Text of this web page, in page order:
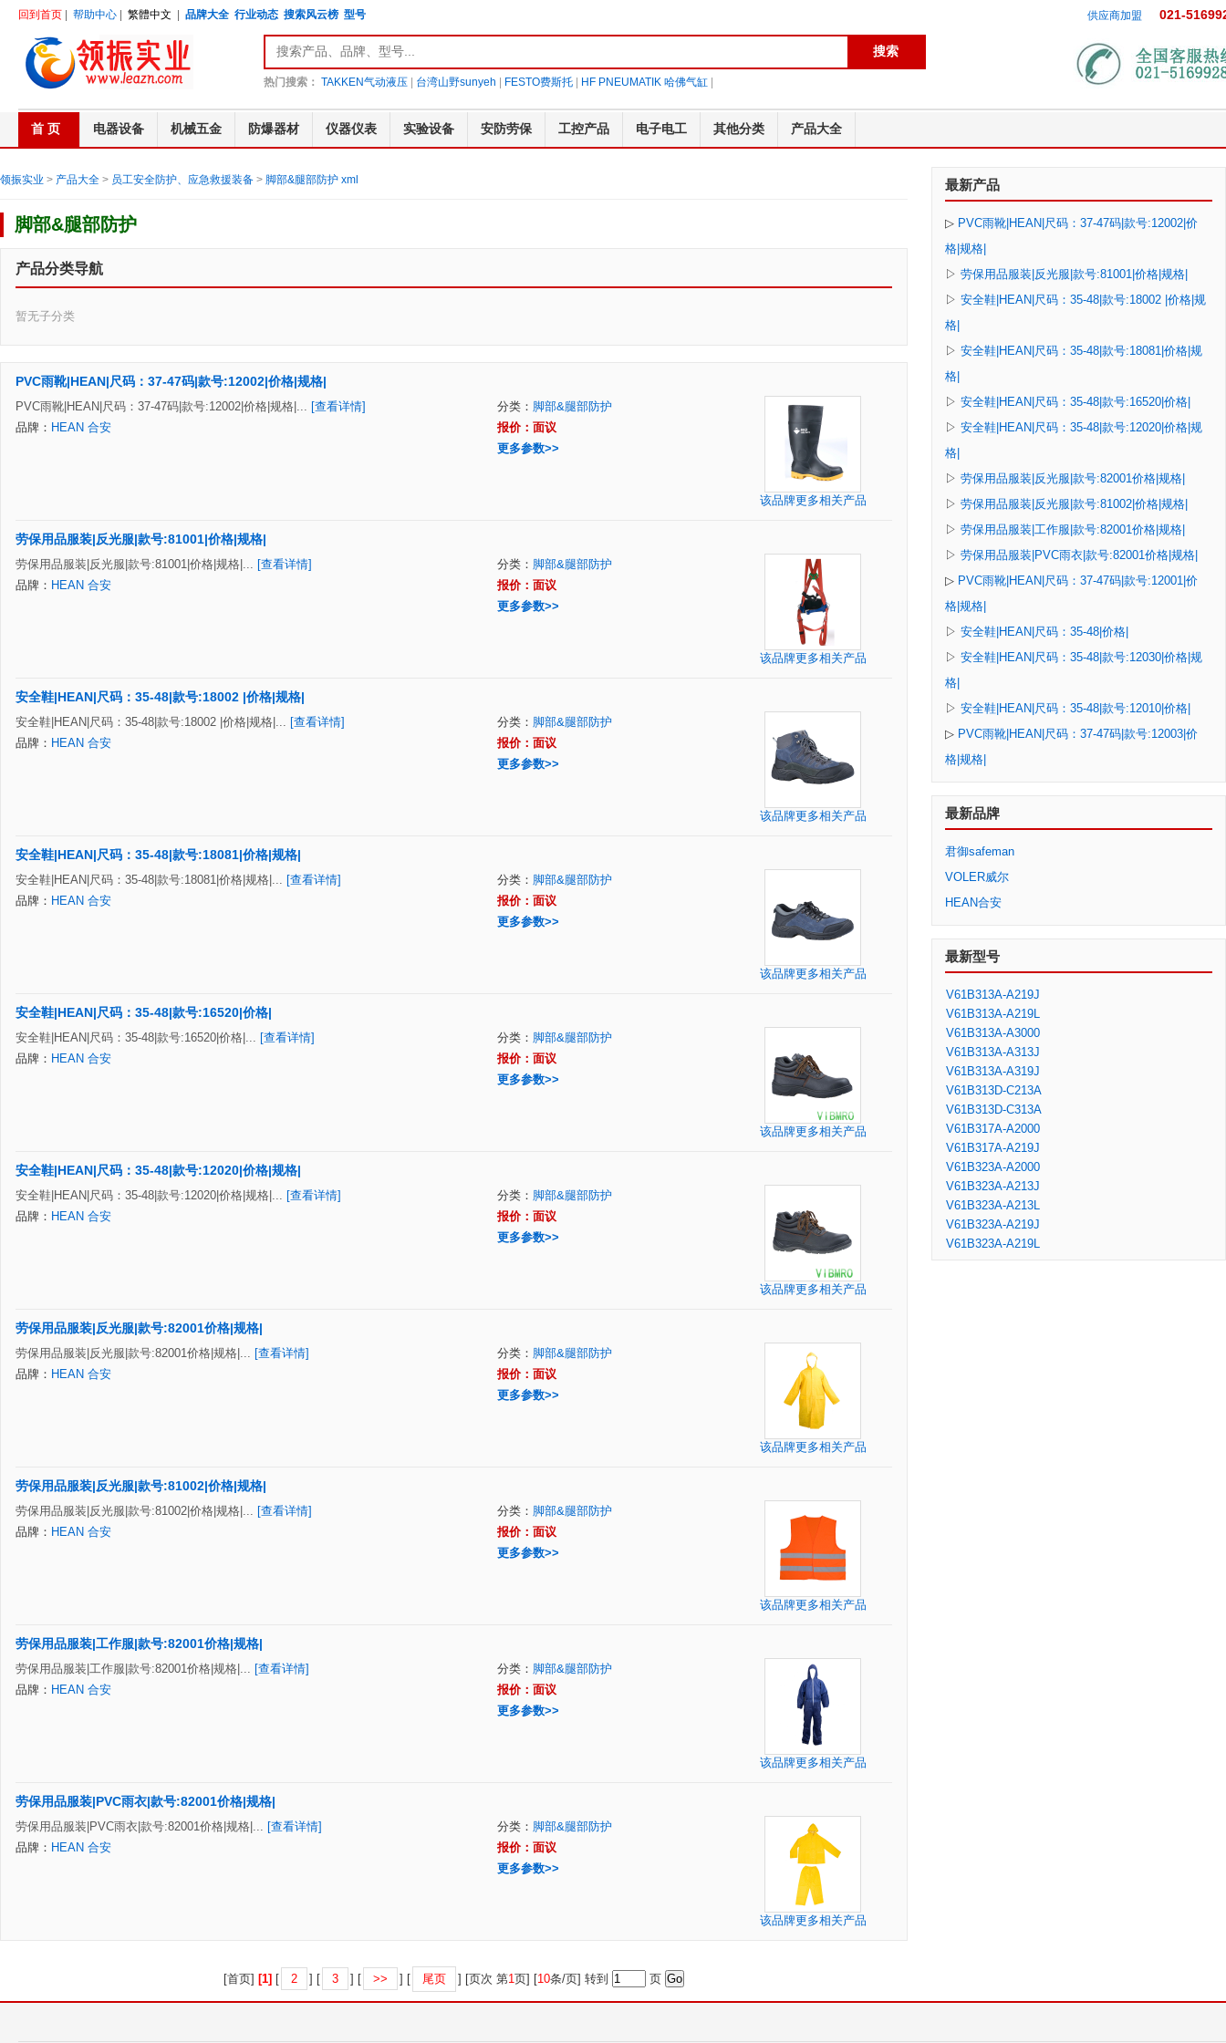
回到首页 帮助中心 繁體中文 品牌大全 行业动态 搜索风云榜 型号 供应商加盟 021-
热门搜索： TAKKEN气动液压| 台湾山野sunyeh FESTO费斯托| HF PNEUMATIK 哈佛气缸|
首 页 电器设备 机械五金 防爆器材 仪器仪表 实验设备 安防劳保 工控产品 电子电工 其他分类 产品大全
领振实业 > 产品大全 > 员工安全防护、应急救援装备 > 脚部&腿部防护 xml
脚部&腿部防护
产品分类导航
暂无子分类
PVC雨靴|HEAN|尺码：37-47码|款号:12002|价格|规格|
PVC雨靴|HEAN|尺码：37-47码|款号:12002|价格|规格|... [查看详情]
品牌： HEAN 合安
分类： 脚部&腿部防护
报价：面议
更多参数>>
该品牌更多相关产品
劳保用品服装|反光服|款号:81001|价格|规格|
劳保用品服装|反光服|款号:81001|价格|规格|... [查看详情]
品牌： HEAN 合安
分类： 脚部&腿部防护
报价：面议
更多参数>>
该品牌更多相关产品
安全鞋|HEAN|尺码：35-48|款号:18002 |价格|规格|
安全鞋|HEAN|尺码：35-48|款号:18002 |价格|规格|... [查看详情]
品牌： HEAN 合安
分类： 脚部&腿部防护
报价：面议
更多参数>>
该品牌更多相关产品
安全鞋|HEAN|尺码：35-48|款号:18081|价格|规格|
安全鞋|HEAN|尺码：35-48|款号:18081|价格|规格|... [查看详情]
品牌： HEAN 合安
分类： 脚部&腿部防护
报价：面议
更多参数>>
该品牌更多相关产品
安全鞋|HEAN|尺码：35-48|款号:16520|价格|
安全鞋|HEAN|尺码：35-48|款号:16520|价格|... [查看详情]
品牌： HEAN 合安
分类： 脚部&腿部防护
报价：面议
更多参数>>
该品牌更多相关产品
安全鞋|HEAN|尺码：35-48|款号:12020|价格|规格|
安全鞋|HEAN|尺码：35-48|款号:12020|价格|规格|... [查看详情]
品牌： HEAN 合安
分类： 脚部&腿部防护
报价：面议
更多参数>>
该品牌更多相关产品
劳保用品服装|反光服|款号:82001价格|规格|
劳保用品服装|反光服|款号:82001价格|规格|... [查看详情]
品牌： HEAN 合安
分类： 脚部&腿部防护
报价：面议
更多参数>>
该品牌更多相关产品
劳保用品服装|反光服|款号:81002|价格|规格|
劳保用品服装|反光服|款号:81002|价格|规格|... [查看详情]
品牌： HEAN 合安
分类： 脚部&腿部防护
报价：面议
更多参数>>
该品牌更多相关产品
劳保用品服装|工作服|款号:82001价格|规格|
劳保用品服装|工作服|款号:82001价格|规格|... [查看详情]
品牌： HEAN 合安
分类： 脚部&腿部防护
报价：面议
更多参数>>
该品牌更多相关产品
劳保用品服装|PVC雨衣|款号:82001价格|规格|
劳保用品服装|PVC雨衣|款号:82001价格|规格|... [查看详情]
品牌： HEAN 合安
分类： 脚部&腿部防护
报价：面议
更多参数>>
该品牌更多相关产品
[首页] [1] [ 2 ] [ 3 ] [ >> ] [ 尾页 ] [页次 第1页] [10条/页] 转到 页
最新产品
▷ PVC雨靴|HEAN|尺码：37-47码|款号:12002|价
格|规格|
▷劳保用品服装|反光服|款号:81001|价格|规格|
▷安全鞋|HEAN|尺码：35-48|款号:18002 |价格|规
格|
▷安全鞋|HEAN|尺码：35-48|款号:18081|价格|规
格|
▷安全鞋|HEAN|尺码：35-48|款号:16520|价格|
▷安全鞋|HEAN|尺码：35-48|款号:12020|价格|规
格|
▷劳保用品服装|反光服|款号:82001价格|规格|
▷劳保用品服装|反光服|款号:81002|价格|规格|
▷劳保用品服装|工作服|款号:82001价格|规格|
▷劳保用品服装|PVC雨衣|款号:82001价格|规格|
▷ PVC雨靴|HEAN|尺码：37-47码|款号:12001|价
格|规格|
▷安全鞋|HEAN|尺码：35-48|价格|
▷安全鞋|HEAN|尺码：35-48|款号:12030|价格|规
格|
▷安全鞋|HEAN|尺码：35-48|款号:12010|价格|
▷ PVC雨靴|HEAN|尺码：37-47码|款号:12003|价
格|规格|
最新品牌
君御safeman
VOLER威尔
HEAN合安
最新型号
V61B313A-A219J
V61B313A-A219L
V61B313A-A3000
V61B313A-A313J
V61B313A-A319J
V61B313D-C213A
V61B313D-C313A
V61B317A-A2000
V61B317A-A219J
V61B323A-A2000
V61B323A-A213J
V61B323A-A213L
V61B323A-A219J
V61B323A-A219L